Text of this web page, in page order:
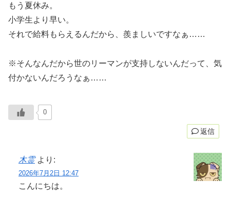
もう夏休み。
小学生より早い。
それで給料もらえるんだから、羨ましいですなぁ……
※そんなんだから世のリーマンが支持しないんだって、気
付かないんだろうなぁ……
0
返信
木霊 より:
2026年7月2日 12:47
こんにちは。